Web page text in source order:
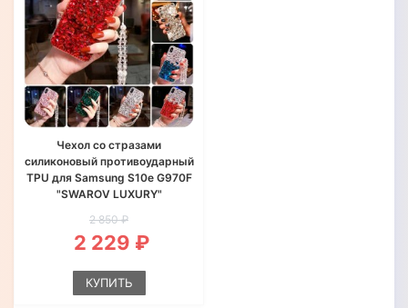
Чехол со стразами
силиконовый противоударный
TPU для Samsung S10e G970F
"SWAROV LUXURY"
2 850 ₽
2 229 ₽
КУПИТЬ